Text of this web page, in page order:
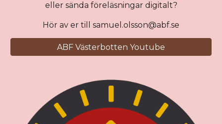
eller sända föreläsningar digitalt?
Hör av er till samuel.olsson@abf.se
ABF Västerbotten Youtube